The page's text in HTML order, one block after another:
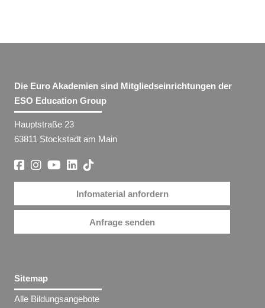
Die Euro Akademien sind Mitgliedseinrichtungen der
ESO Education Group
Hauptstraße 23
63811 Stockstadt am Main
Infomaterial anfordern
Anfrage senden
Sitemap
Alle Bildungsangebote